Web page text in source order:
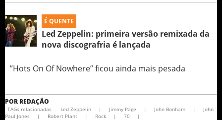
É QUENTE
Led Zeppelin: primeira versão remixada da
nova discografria é lançada
”Hots On Of Nowhere” ficou ainda mais pesada
POR REDAÇÃO
TAGs relacionadas Led Zeppelin | Jimmy Page | John Bonham |
John
Paul Jones
| Robert Plant | Rock | 70 |